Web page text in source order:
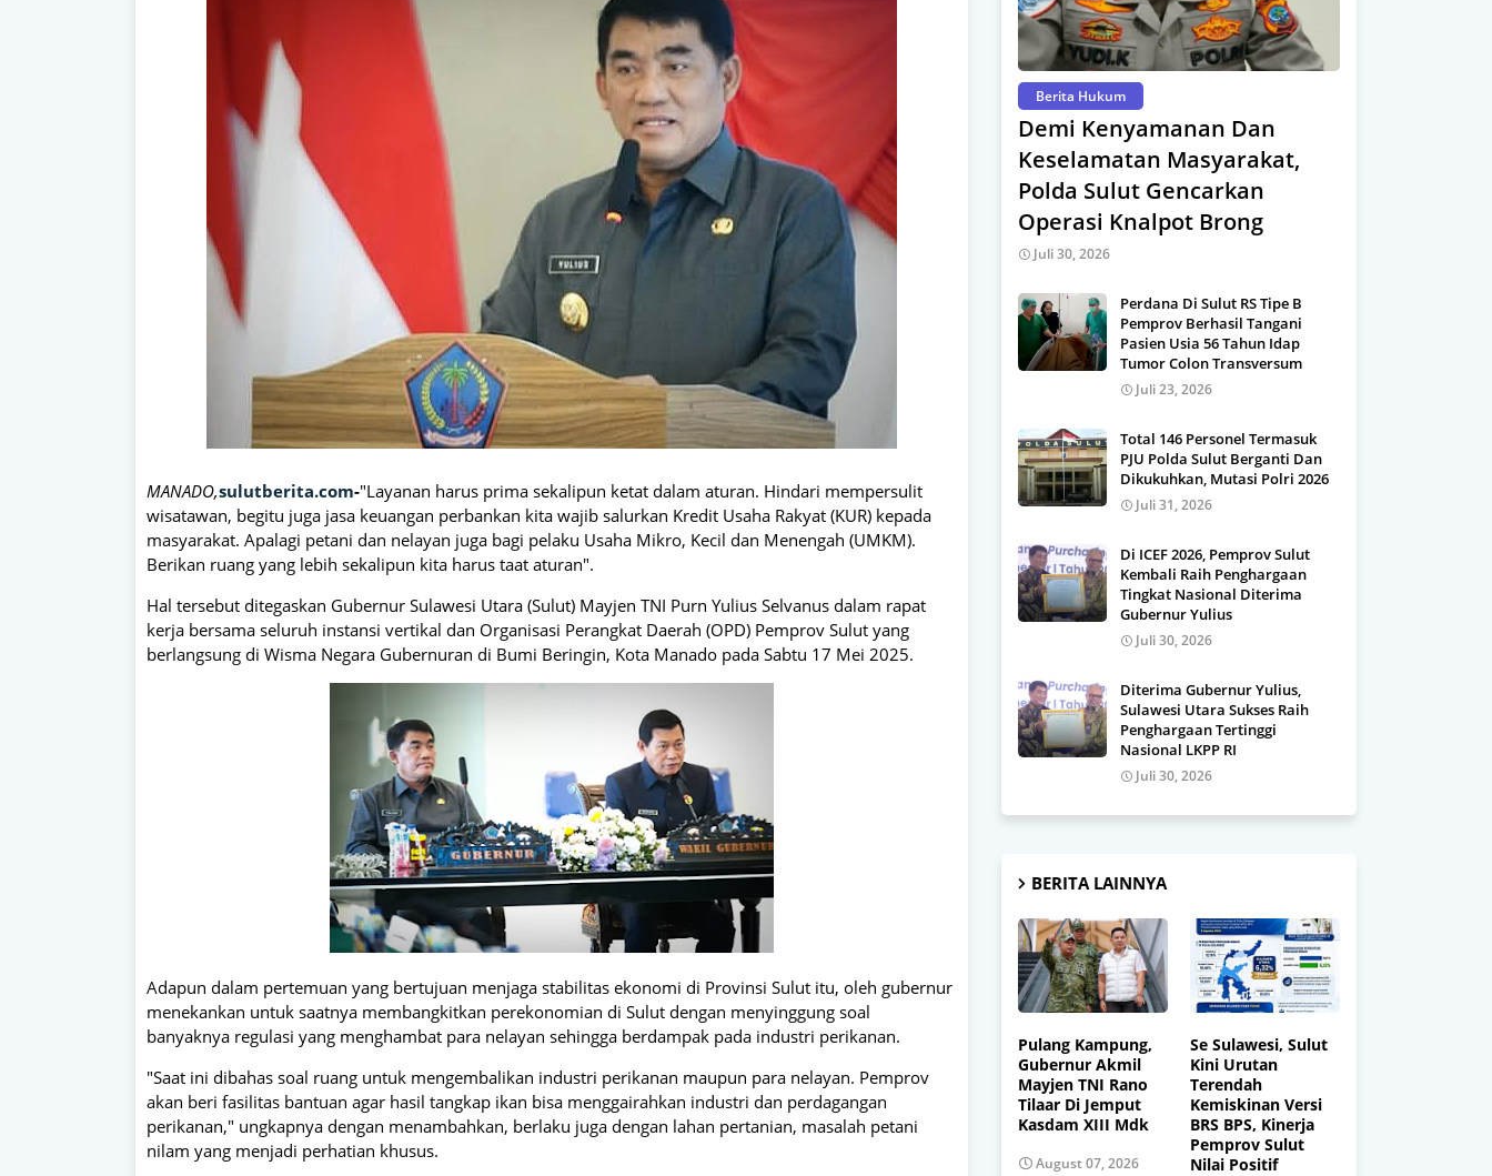
MANADO,sulutberita.com-"Layanan harus prima sekalipun ketat dalam aturan. Hindari mempersulit
wisatawan, begitu juga jasa keuangan perbankan kita wajib salurkan Kredit Usaha Rakyat (KUR) kepada
masyarakat. Apalagi petani dan nelayan juga bagi pelaku Usaha Mikro, Kecil dan Menengah (UMKM).
Berikan ruang yang lebih sekalipun kita harus taat aturan".
Hal tersebut ditegaskan Gubernur Sulawesi Utara (Sulut) Mayjen TNI Purn Yulius Selvanus dalam rapat
kerja bersama seluruh instansi vertikal dan Organisasi Perangkat Daerah (OPD) Pemprov Sulut yang
berlangsung di Wisma Negara Gubernuran di Bumi Beringin, Kota Manado pada Sabtu 17 Mei 2025.
Adapun dalam pertemuan yang bertujuan menjaga stabilitas ekonomi di Provinsi Sulut itu, oleh gubernur
menekankan untuk saatnya membangkitkan perekonomian di Sulut dengan menyinggung soal
banyaknya regulasi yang menghambat para nelayan sehingga berdampak pada industri perikanan.
"Saat ini dibahas soal ruang untuk mengembalikan industri perikanan maupun para nelayan. Pemprov
akan beri fasilitas bantuan agar hasil tangkap ikan bisa menggairahkan industri dan perdagangan
perikanan," ungkapnya dengan menambahkan, berlaku juga dengan lahan pertanian, masalah petani
nilam yang menjadi perhatian khusus.
Berita Hukum
Demi Kenyamanan Dan
Keselamatan Masyarakat,
Polda Sulut Gencarkan
Operasi Knalpot Brong
Juli 30, 2026
Perdana Di Sulut RS Tipe B
Pemprov Berhasil Tangani
Pasien Usia 56 Tahun Idap
Tumor Colon Transversum
Juli 23, 2026
Total 146 Personel Termasuk
PJU Polda Sulut Berganti Dan
Dikukuhkan, Mutasi Polri 2026
Juli 31, 2026
Di ICEF 2026, Pemprov Sulut
Kembali Raih Penghargaan
Tingkat Nasional Diterima
Gubernur Yulius
Juli 30, 2026
Diterima Gubernur Yulius,
Sulawesi Utara Sukses Raih
Penghargaan Tertinggi
Nasional LKPP RI
Juli 30, 2026
BERITA LAINNYA
Pulang Kampung,
Gubernur Akmil
Mayjen TNI Rano
Tilaar Di Jemput
Kasdam XIII Mdk
August 07, 2026
Se Sulawesi, Sulut
Kini Urutan
Terendah
Kemiskinan Versi
BRS BPS, Kinerja
Pemprov Sulut
Nilai Positif